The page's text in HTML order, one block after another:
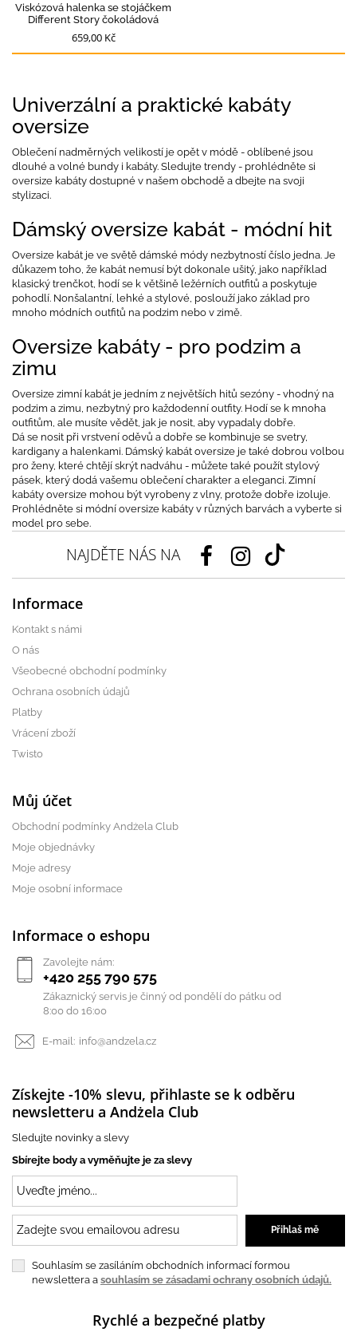
Viskózová halenka se stojáčkem
Different Story čokoládová
659,00 Kč
Univerzální a praktické kabáty
oversize
Oblečení nadměrných velikostí je opět v módě - oblíbené jsou
dlouhé a volné bundy i kabáty. Sledujte trendy - prohlédněte si
oversize kabáty dostupné v našem obchodě a dbejte na svoji
stylizaci.
Dámský oversize kabát - módní hit
Oversize kabát je ve světě dámské módy nezbytností číslo jedna. Je
důkazem toho, že kabát nemusí být dokonale ušitý, jako například
klasický trenčkot, hodí se k většině ležérních outfitů a poskytuje
pohodlí. Nonšalantní, lehké a stylové, poslouží jako základ pro
mnoho módních outfitů na podzim nebo v zimě.
Oversize kabáty - pro podzim a
zimu
Oversize zimní kabát je jedním z největších hitů sezóny - vhodný na
podzim a zimu, nezbytný pro každodenní outfity. Hodí se k mnoha
outfitům, ale musíte vědět, jak je nosit, aby vypadaly dobře.
Dá se nosit při vrstvení oděvů a dobře se kombinuje se svetry,
kardigany a halenkami. Dámský kabát oversize je také dobrou volbou
pro ženy, které chtějí skrýt nadváhu - můžete také použít stylový
pásek, který dodá vašemu oblečení charakter a eleganci. Zimní
kabáty oversize mohou být vyrobeny z vlny, protože dobře izoluje.
Prohlédněte si módní oversize kabáty v různých barvách a vyberte si
model pro sebe.
NAJDĚTE NÁS NA
Informace
Kontakt s námi
O nás
Všeobecné obchodní podmínky
Ochrana osobních údajů
Platby
Vrácení zboží
Twisto
Můj účet
Obchodní podmínky Andżela Club
Moje objednávky
Moje adresy
Moje osobní informace
Informace o eshopu
Zavolejte nám:
+420 255 790 575
Zákaznický servis je činný od pondělí do pátku od
8:00 do 16:00
E-mail: info@andzela.cz
Získejte -10% slevu, přihlaste se k odběru
newsletteru a Andżela Club
Sledujte novinky a slevy
Sbírejte body a vyměňujte je za slevy
Souhlasím se zasíláním obchodních informací formou
newslettera a souhlasím se zásadami ochrany osobních údajů.
Rychlé a bezpečné platby